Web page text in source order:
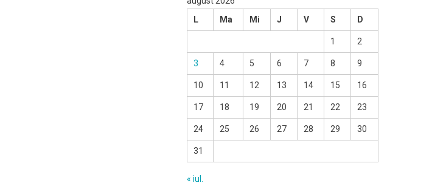
L
Ma Mi J V S D
1 2
3 4 5 6 7 8 9
10 11 12 13 14 15 16
17 18 19 20 21 22 23
24 25 26 27 28 29 30
31
« iul.